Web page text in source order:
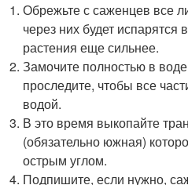
Обрежьте с саженцев все
через них будет испарятся
растения еще сильнее.
Замочите полностью в
проследите, чтобы все
водой.
В это время выкопайте
(обязательно южная)
острым углом.
Подпишите, если нужно,